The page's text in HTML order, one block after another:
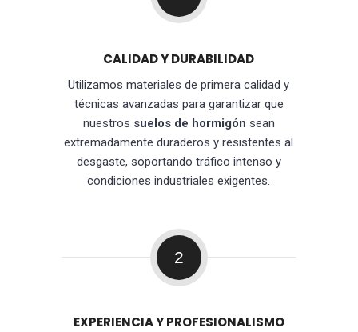
CALIDAD Y DURABILIDAD
Utilizamos materiales de primera calidad y
técnicas avanzadas para garantizar que
nuestros suelos de hormigón sean
extremadamente duraderos y resistentes al
desgaste, soportando tráfico intenso y
condiciones industriales exigentes.
2
EXPERIENCIA Y PROFESIONALISMO